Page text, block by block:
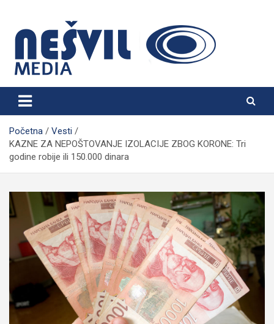
content
Nešvil Media Bogatić
Početna
Vesti
KAZNE ZA NEPOŠTOVANJE IZOLACIJE ZBOG KORONE: Tri
godine robije ili 150.000 dinara